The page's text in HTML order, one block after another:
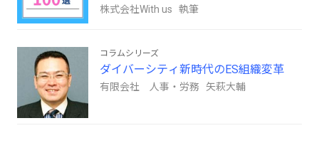
株式会社With us 執筆
コラムシリーズ
ダイバーシティ新時代のES組織変革
有限会社 人事・労務 矢萩大輔